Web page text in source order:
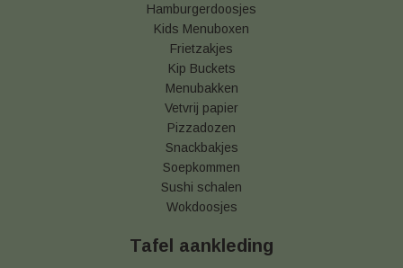
Hamburgerdoosjes
Kids Menuboxen
Frietzakjes
Kip Buckets
Menubakken
Vetvrij papier
Pizzadozen
Snackbakjes
Soepkommen
Sushi schalen
Wokdoosjes
Tafel aankleding